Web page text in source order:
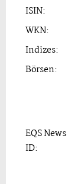
ISIN:
WKN:
Indizes:
Börsen:
EQS News
ID: